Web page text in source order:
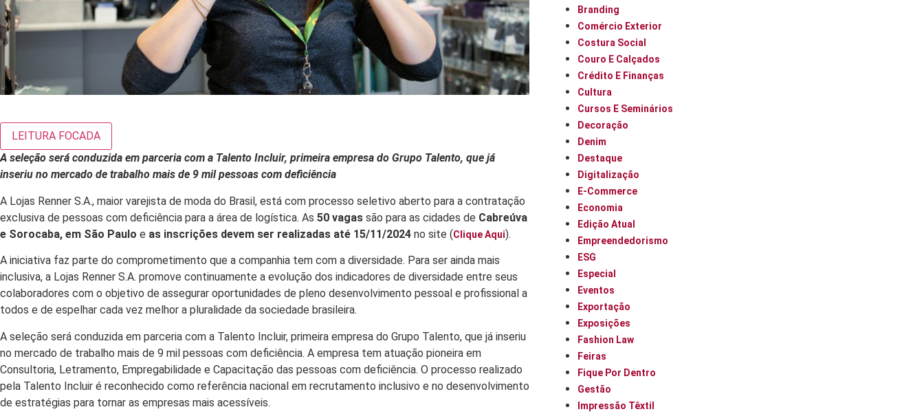
LEITURA FOCADA
A seleção será conduzida em parceria com a Talento Incluir, primeira empresa do Grupo Talento, que já
inseriu no mercado de trabalho mais de 9 mil pessoas com deficiência
A Lojas Renner S.A., maior varejista de moda do Brasil, está com processo seletivo aberto para a contratação
exclusiva de pessoas com deficiência para a área de logística. As 50 vagas são para as cidades de Cabreúva
e Sorocaba, em São Paulo e as inscrições devem ser realizadas até 15/11/2024 no site (Clique Aqui).
A iniciativa faz parte do comprometimento que a companhia tem com a diversidade. Para ser ainda mais
inclusiva, a Lojas Renner S.A. promove continuamente a evolução dos indicadores de diversidade entre seus
colaboradores com o objetivo de assegurar oportunidades de pleno desenvolvimento pessoal e profissional a
todos e de espelhar cada vez melhor a pluralidade da sociedade brasileira.
A seleção será conduzida em parceria com a Talento Incluir, primeira empresa do Grupo Talento, que já inseriu
no mercado de trabalho mais de 9 mil pessoas com deficiência. A empresa tem atuação pioneira em
Consultoria, Letramento, Empregabilidade e Capacitação das pessoas com deficiência. O processo realizado
pela Talento Incluir é reconhecido como referência nacional em recrutamento inclusivo e no desenvolvimento
de estratégias para tornar as empresas mais acessíveis.
Branding
Comércio Exterior
Costura Social
Couro E Calçados
Crédito E Finanças
Cultura
Cursos E Seminários
Decoração
Denim
Destaque
Digitalização
E-Commerce
Economia
Edição Atual
Empreendedorismo
ESG
Especial
Eventos
Exportação
Exposições
Fashion Law
Feiras
Fique Por Dentro
Gestão
Impressão Têxtil